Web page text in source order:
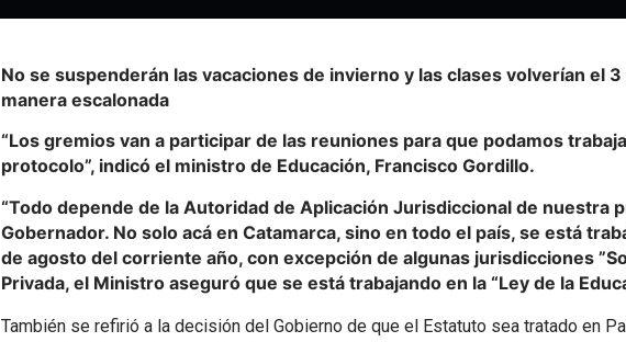
No se suspenderán las vacaciones de invierno y las clases volverían el 3
manera escalonada
“Los gremios van a participar de las reuniones para que podamos
protocolo”, indicó el ministro de Educación, Francisco Gordillo.
“Todo depende de la Autoridad de Aplicación Jurisdiccional de nuestra
Gobernador. No solo acá en Catamarca, sino en todo el país, se está
de agosto del corriente año, con excepción de algunas jurisdicciones
Privada, el Ministro aseguró que se está trabajando en la “Ley de la
También se refirió a la decisión del Gobierno de que el Estatuto sea tratado en